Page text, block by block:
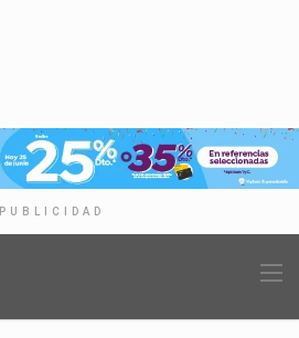
PUBLICIDAD